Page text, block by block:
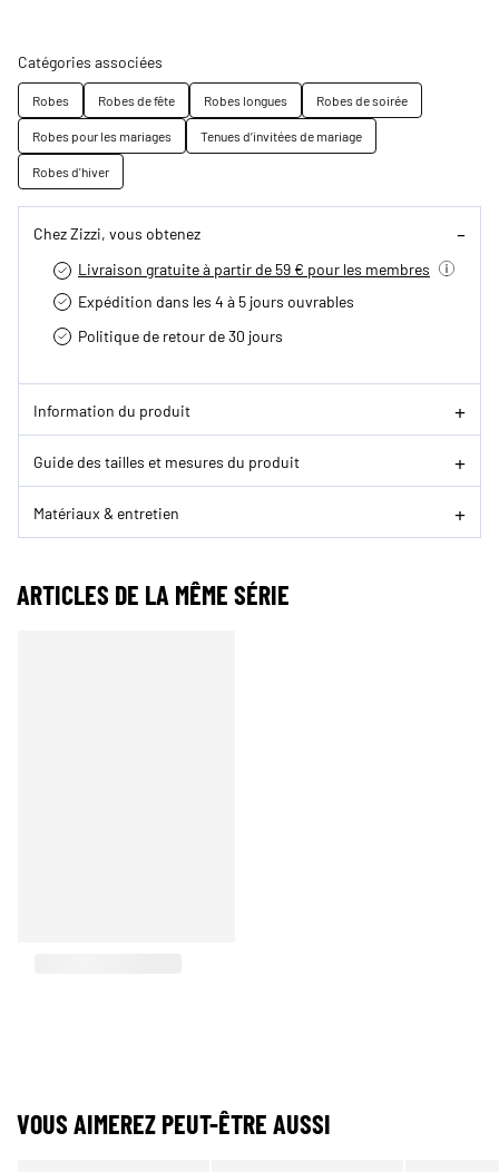
Catégories associées
Robes Robes de fête Robes longues
Robes de soirée
Robes pour les mariages
Tenues d’invitées de mariage
Robes d'hiver
Chez Zizzi, vous obtenez
Livraison gratuite à partir de 59 € pour les membres
Expédition dans les 4 à 5 jours ouvrables
Politique de retour de 30 jours
Information du produit
Guide des tailles et mesures du produit
Matériaux & entretien
ARTICLES DE LA MÊME SÉRIE
VOUS AIMEREZ PEUT-ÊTRE AUSSI